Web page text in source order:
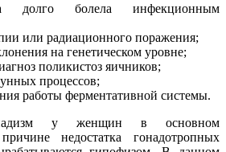
долго болела инфекционным
или радиационного поражения;
на генетическом уровне;
поликистоз яичников;
процессов;
работы ферментативной системы.
у женщин в основном
недостатка гонадотропных